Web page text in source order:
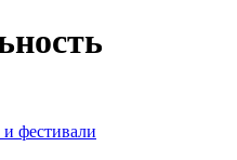
фестивали